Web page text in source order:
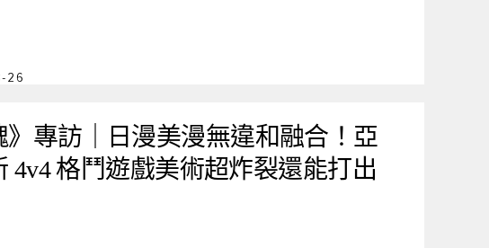
26
》專訪｜日漫美漫無違和融合！亞
4v4 格鬥遊戲美術超炸裂還能打出